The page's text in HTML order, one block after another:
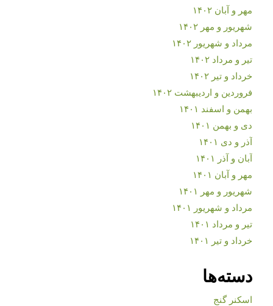
مهر و آبان ۱۴۰۲
شهریور و مهر ۱۴۰۲
مرداد و شهریور ۱۴۰۲
تیر و مرداد ۱۴۰۲
خرداد و تیر ۱۴۰۲
فروردین و اردیبهشت ۱۴۰۲
بهمن و اسفند ۱۴۰۱
دی و بهمن ۱۴۰۱
آذر و دی ۱۴۰۱
آبان و آذر ۱۴۰۱
مهر و آبان ۱۴۰۱
شهریور و مهر ۱۴۰۱
مرداد و شهریور ۱۴۰۱
تیر و مرداد ۱۴۰۱
خرداد و تیر ۱۴۰۱
دسته‌ها
اسکنر گنج